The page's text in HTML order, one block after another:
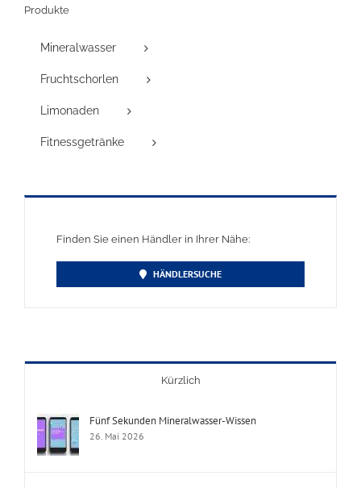
Produkte
Mineralwasser
Fruchtschorlen
Limonaden
Fitnessgetränke
Finden Sie einen Händler in Ihrer Nähe:
HÄNDLERSUCHE
Kürzlich
Fünf Sekunden Mineralwasser-Wissen
26. Mai 2026